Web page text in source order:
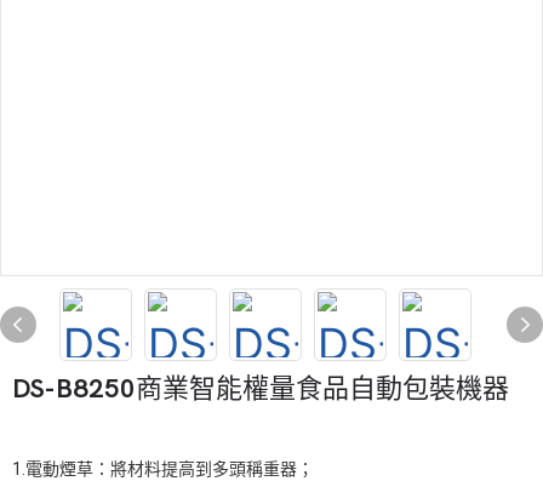
DS-B8250商業智能權量食品自動包裝機器
1.電動煙草：將材料提高到多頭稱重器；